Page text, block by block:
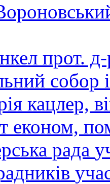
прот.
собор
кацлер,
економ,
рада